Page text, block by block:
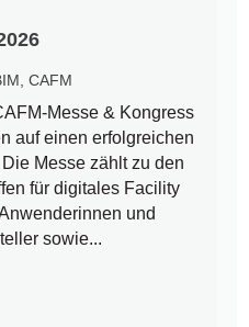
,CAFM
Messe & Kongress
auf einen erfolgreichen
Messe zählt zu den
für digitales Facility
und
sowie...